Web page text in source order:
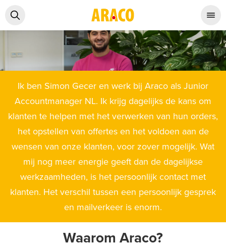
Ik ben Simon Gecer en werk bij Araco als Junior
Accountmanager NL. Ik krijg dagelijks de kans om
klanten te helpen met het verwerken van hun orders,
het opstellen van offertes en het voldoen aan de
wensen van onze klanten, voor zover mogelijk. Wat
mij nog meer energie geeft dan de dagelijkse
werkzaamheden, is het persoonlijk contact met
klanten. Het verschil tussen een persoonlijk gesprek
en mailverkeer is enorm.
Waarom Araco?